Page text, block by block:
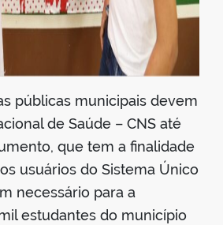
públicas municipais devem
de Saúde – CNS até
que tem a finalidade
usuários do Sistema Único
necessário para a
estudantes do município